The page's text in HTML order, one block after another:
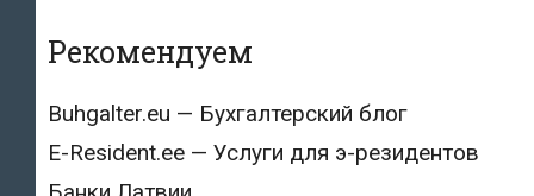
Рекомендуем
Buhgalter.eu — Бухгалтерский блог
E-Resident.ee — Услуги для э-резидентов